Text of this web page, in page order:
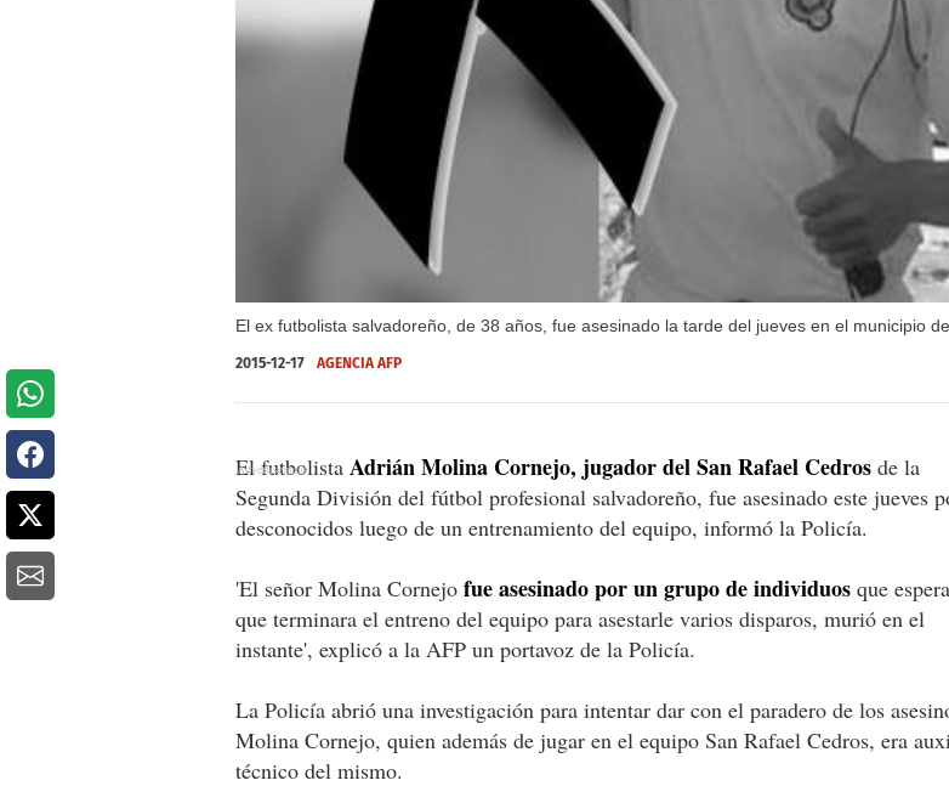
El ex futbolista salvadoreño, de 38 años, fue asesinado la tarde del jueves en el municipio
2015-12-17 AGENCIA AFP
El futbolista Adrián Molina Cornejo, jugador del San Rafael Cedros de la
Segunda División del fútbol profesional salvadoreño, fue asesinado este jueves
desconocidos luego de un entrenamiento del equipo, informó la Policía.
'El señor Molina Cornejo fue asesinado por un grupo de individuos que
que terminara el entreno del equipo para asestarle varios disparos, murió en el
instante', explicó a la AFP un portavoz de la Policía.
La Policía abrió una investigación para intentar dar con el paradero de los
Molina Cornejo, quien además de jugar en el equipo San Rafael Cedros, era
técnico del mismo.